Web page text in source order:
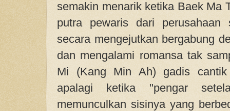
semakin menarik ketika Baek Ma
putra pewaris dari perusahaan
secara mengejutkan bergabung
dan mengalami romansa tak
Mi (Kang Min Ah) gadis
apalagi ketika "pengar
memunculkan sisinya yang